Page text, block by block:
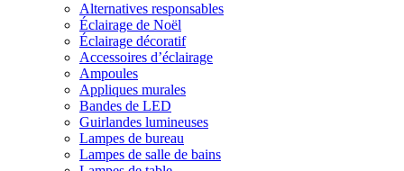
Alternatives responsables
Éclairage de Noël
Éclairage décoratif
Accessoires d’éclairage
Ampoules
Appliques murales
Bandes de LED
Guirlandes lumineuses
Lampes de bureau
Lampes de salle de bains